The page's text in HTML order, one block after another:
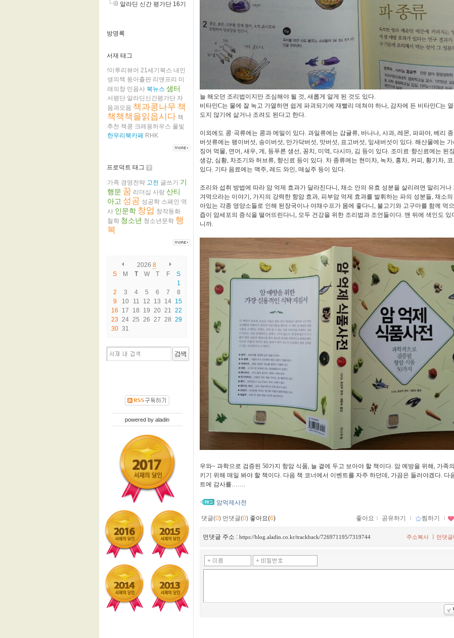
알라딘 신간 평가단 16기
방명록
서재 태그
!이투리뷰어 21세기북스 내인
생의책 동아출판 리앤프리 미
래의창 민음사 북뉴스 샘터
서평단 알라딘신간평가단 자
음과모음 책과콩나무 책
책책책을읽읍시다 책
추천 책콩 크레용하우스 풀빛
한우리북카페
RHK
프로덕트 태그
가족 경영전략 고전 글쓰기
기
행문 꿈 리더십 사랑 산티
아고 성공 성공학 스페인 역
사 인문학 창업 창작동화
철학 청소년 청소년문학 행
복
2026 8
S
M T W T F
S
1
2
3 4 5 6 7
8
9
10 11 12 13 14 15
16
17 18 19 20 21 22
23 24 25 26 27 28 29
30 31
powered by aladin
늘 해오던 조리법이지만 조심해야 될 것, 새롭게 알게 된 것도 있다.
비타민C는 물에 잘 녹고 가열하면 쉽게 파괴되기에 재빨리 데쳐야 하나, 감자에 든 비타민C는 열
도지 않기에 삶거나 조려도 된다고 한다.
이외에도 콩·곡류에는 콩과 메밀이 있다. 과일류에는 감귤류, 바나나, 사과, 레몬, 파파야, 베리
버섯류에는 팽이버섯, 송이버섯, 만가닥버섯, 맛버섯, 표고버섯, 잎새버섯이 있다. 해산물에는
징어 먹물, 연어, 새우, 게, 등푸른 생선, 꽁치, 미역, 다시마, 김 등이 있다. 조미료·향신료에는 된
생강, 심황, 차조기와 허브류, 향신료 등이 있다. 차 종류에는 현미차, 녹차, 홍차, 커피, 황기차, 코
있다. 기타 음료에는 맥주, 레드 와인, 매실주 등이 있다.
조리와 섭취 방법에 따라 암 억제 효과가 달라진다니, 채소 안의 유효 성분을 살리려면 말리거나
겨먹으라는 이야기, 가지의 강력한 항암 효과, 피부암 억제 효과를 발휘하는 파의 성분들, 채소
아있는 각종 영양소들로 인해 된장국이나 야채수프가 몸에 좋다니, 불고기와 고구마를 함께 먹
즙이 암세포의 증식을 떨어뜨린다니, 모두 건강을 위한 조리법과 조언들이다. 맨 뒤에 색인도 있
니까.
우와~ 과학으로 검증된 50가지 항암 식품, 늘 곁에 두고 보아야 할 책이다. 암 예방을 위해, 가족
키기 위해 매일 봐야 할 책이다. 다음 책 코너에서 이벤트를 자주 하던데, 가끔은 들러야겠다. 다
트에 감사를…….
암억제사전
댓글(0) 먼댓글(0) 좋아요(6) 좋아요 ｌ 공유하기 ｌ 찜하기 ｌ
먼댓글 주소 : https://blog.aladin.co.kr/trackback/726971195/7319744 먼댓글
주소복사